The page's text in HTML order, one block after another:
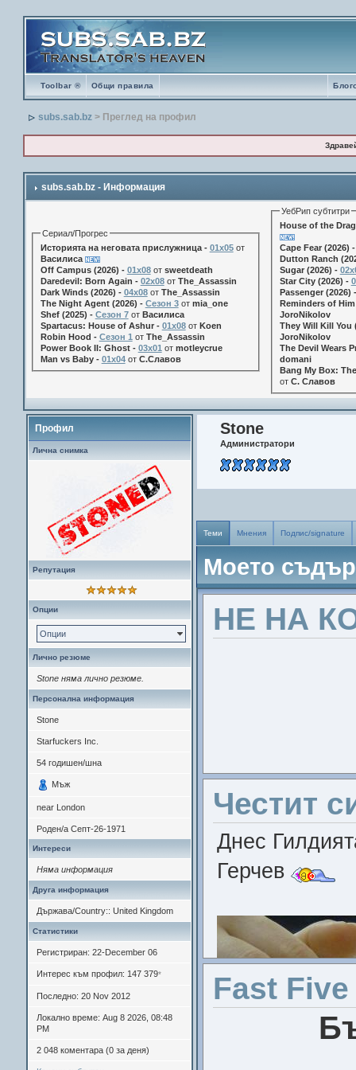
Toolbar ® Общи правила
subs.sab.bz > Преглед на профил
subs.sab.bz - Информация
Сериал/Прогрес
Историята на неговата прислужница - 01х05от
Василиса
Off Campus (2026) - 01x08от sweetdeath
Daredevil: Born Again - 02x08от The_Assassin
Dark Winds (2026) - 04x08от The_Assassin
The Night Agent (2026) - Сезон 3от mia_one
Shef (2025) - Сезон 7от Василиса
Spartacus: House of Ashur - 01x08от Koen
Robin Hood - Сезон 1 от The_Assassin
Power Book II: Ghost - 03x01 от motleycrue
Man vs Baby - 01x04от С.Славов
УебРип субтитри
House of the
Cape Fear (2026)
Dutton Ranch
Sugar (2026) -
Star City (2026) -
Passenger (2026)
Reminders of
JoroNikolov
They Will Kill You
JoroNikolov
The Devil Wears
domani
Bang My Box:
от С. Славов
Профил
Лична снимка
Репутация
Опции
Опции
Лично резюме
Stone няма лично резюме.
Персонална информация
Stone
Starfuckers Inc.
54 годишен/шна
Мъж
near London
Роден/аСепт-26-1971
Интереси
Няма информация
Друга информация
Държава/Country:: United Kingdom
Статистики
Регистриран: 22-December 06
Интерес към профил: 147 379*
Последно: 20 Nov 2012
Локално време: Aug 8 2026, 08:48
PM
2 048 коментара (0 за деня)
Stone
Администратори
Теми Мнения Подпис/signature
Моето
НЕ НА
Много тихо
май успяват
На 26
подписали
Честит
Днес
Герчев
Fast Five